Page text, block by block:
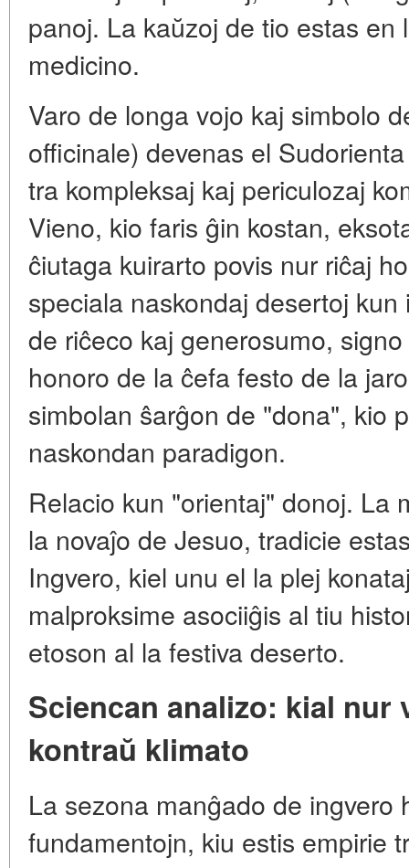
panoj. La kaŭzoj de tio estas
medicino.
Varo de longa vojo kaj simbolo
officinale) devenas el
tra kompleksaj kaj periculozaj
Vieno, kio faris ĝin kostan,
ĉiutaga kuirarto povis nur riĉaj
speciala naskondaj desertoj
de riĉeco kaj generosumo,
honoro de la ĉefa festo de la
simbolan ŝarĝon de "dona", kio
naskondan paradigon.
Relacio kun "orientaj" donoj. La
la novaĵo de Jesuo, tradicie
Ingvero, kiel unu el la plej
malproksime asociiĝis al tiu
etoson al la festiva deserto.
Sciencan analizo: kial nur
kontraŭ klimato
La sezona manĝado de ingvero
fundamentojn, kiu estis empirie